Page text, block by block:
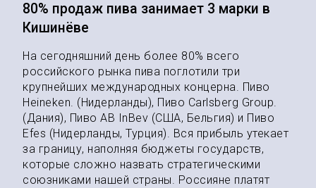
80% продаж пива занимает 3 марки в
Кишинёве
На сегодняшний день более 80% всего
российского рынка пива поглотили три
крупнейших международных концерна. Пиво
Heineken. (Нидерланды), Пиво Carlsberg Group.
(Дания), Пиво AB InBev (США, Бельгия) и Пиво
Efes (Нидерланды, Турция). Вся прибыль утекает
за границу, наполняя бюджеты государств,
которые сложно назвать стратегическими
союзниками нашей страны. Россияне платят